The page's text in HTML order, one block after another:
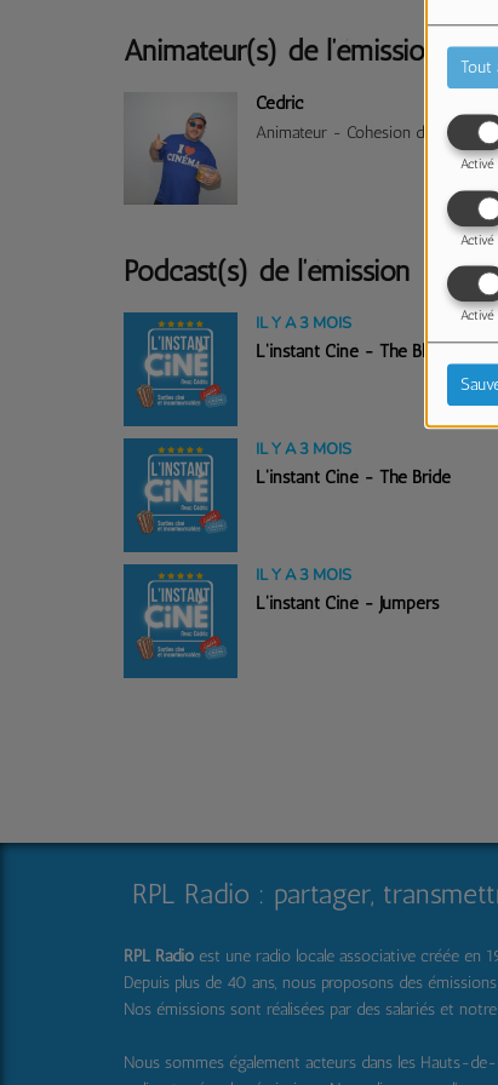
Tout
Activé
Activé
Activé
Animateur(s) de l’émission
Cédric
Animateur - Cohesion d'Antenne
Podcast(s) de l’émission
IL Y A 3 MOIS
L'instant Ciné - The Blob
IL Y A 3 MOIS
L'instant Ciné - The Bride
IL Y A 3 MOIS
L'instant Ciné - Jumpers
RPL Radio : partager,
RPL Radio est une radio locale associative créée en
Depuis plus de 40 ans, nous proposons des
Nos émissions sont réalisées par des salariés et
Nous sommes également acteurs dans les Hauts-